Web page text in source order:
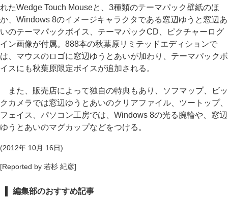
れたWedge Touch Mouseと、3種類のテーマパック壁紙のほ
か、Windows 8のイメージキャラクタである窓辺ゆうと窓辺あ
いのテーマパックボイス、テーマパックCD、ピクチャーログ
イン画像が付属。888本の秋葉原リミテッドエディションで
は、マウスのロゴに窓辺ゆうとあいが加わり、テーマパックボ
イスにも秋葉原限定ボイスが追加される。
また、販売店によって独自の特典もあり、ソフマップ、ビッ
クカメラでは窓辺ゆうとあいのクリアファイル、ツートップ、
フェイス、パソコン工房では、Windows 8の光る腕輪や、窓辺
ゆうとあいのマグカップなどをつける。
(2012年 10月 16日)
[Reported by 若杉 紀彦]
編集部のおすすめ記事